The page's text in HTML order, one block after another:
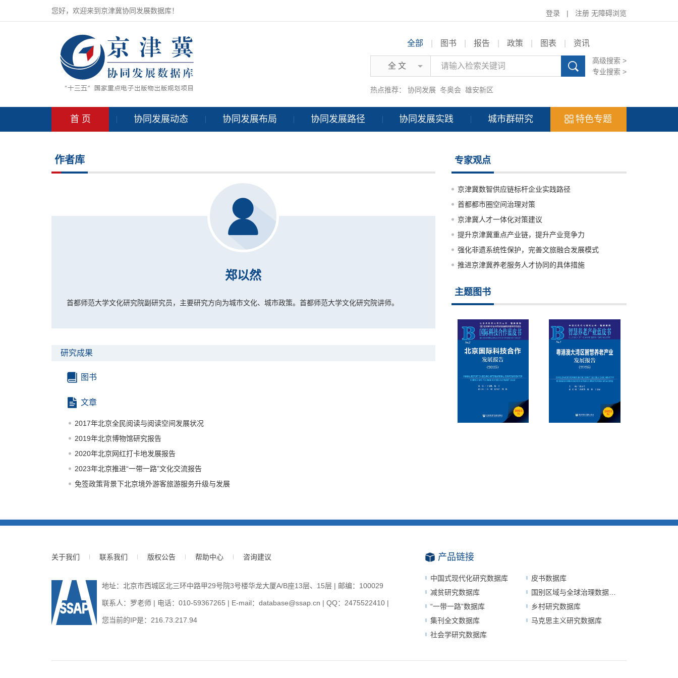
您好，欢迎来到京津冀协同发展数据库！ 登录 | 注册 无障碍浏览
全部 图书 报告 政策 图表 资讯
全 文
高级搜索 >
专业搜索 >
热点推荐： 协同发展 冬奥会 雄安新区
首 页 协同发展动态 协同发展布局 协同发展路径 协同发展实践 城市群研究 特色专题
作者库
郑以然
首都师范大学文化研究院副研究员，主要研究方向为城市文化、城市政策。首都师范大学文化研究院讲师。
研究成果
图书
文章
2017年北京全民阅读与阅读空间发展状况
2019年北京博物馆研究报告
2020年北京网红打卡地发展报告
2023年北京推进“一带一路”文化交流报告
免签政策背景下北京境外游客旅游服务升级与发展
专家观点
京津冀数智供应链标杆企业实践路径
首都都市圈空间治理对策
京津冀人才一体化对策建议
提升京津冀重点产业链，提升产业竞争力
强化非遗系统性保护，完善文旅融合发展模式
推进京津冀养老服务人才协同的具体措施
主题图书
关于我们 联系我们 版权公告 帮助中心 咨询建议
地址：北京市西城区北三环中路甲29号院3号楼华龙大厦A/B座13层、15层 | 邮编：100029
联系人：罗老师 | 电话：010-59367265 | E-mail：database@ssap.cn | QQ：2475522410 |
您当前的IP是： 216.73.217.94
产品链接
中国式现代化研究数据库
皮书数据库
减贫研究数据库
国别区域与全球治理数据平台
“一带一路”数据库
乡村研究数据库
集刊全文数据库
马克思主义研究数据库
社会学研究数据库